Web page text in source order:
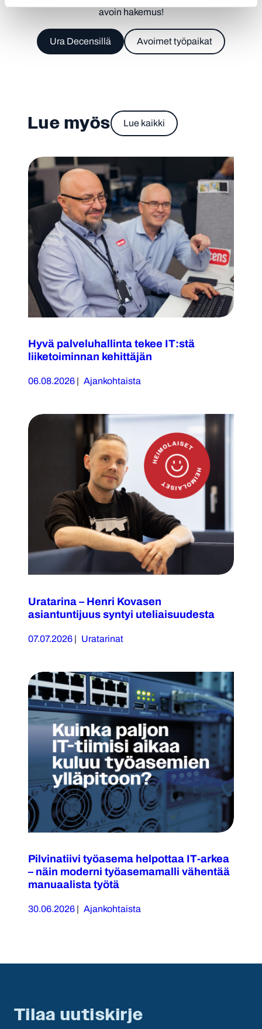
avoin hakemus!
Ura Decensillä Avoimet työpaikat
Lue myös Lue kaikki
Hyvä palveluhallinta tekee IT:stä
liiketoiminnan kehittäjän
06.08.2026| Ajankohtaista
Uratarina – Henri Kovasen
asiantuntijuus syntyi uteliaisuudesta
07.07.2026| Uratarinat
Pilvinatiivi työasema helpottaa IT-arkea
– näin moderni työasemamalli vähentää
manuaalista työtä
30.06.2026| Ajankohtaista
Tilaa uutiskirje